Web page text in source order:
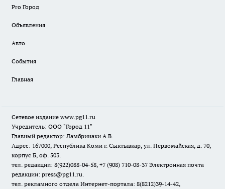
Pro Город
Объявления
Авто
События
Главная
Сетевое издание www.pg11.ru
Учредитель: ООО "Город 11"
Главный редактор: Ламбринаки А.В.
Адрес: 167000, Республика Коми г. Сыктывкар, ул. Первомайская, д. 70,
корпус Б, оф. 503.
тел. редакции: 8(922)088-04-58, +7 (908) 710-08-37 Электронная почта
редакции: press@pg11.ru.
тел. рекламного отдела Интернет-портала: 8(8212)39-14-42,